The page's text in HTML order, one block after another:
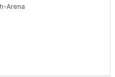
Arena